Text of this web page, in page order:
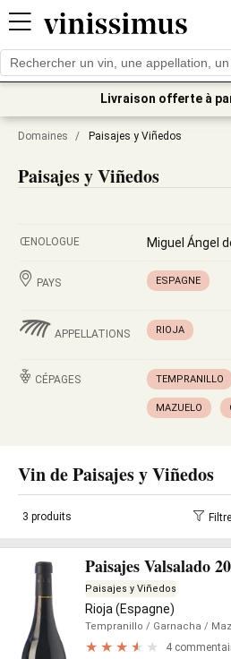
Livraison offerte à
Domaines / Paisajes y Viñedos
Paisajes y Viñedos
ŒNOLOGUE Miguel Ángel
PAYS ESPAGNE
APPELLATIONS RIOJA
CÉPAGES TEMPRANILLO
MAZUELO
Vin de Paisajes y Viñedos
3 produits
Paisajes Valsalado
Paisajes y Viñedos
Rioja (Espagne)
Tempranillo / Garnacha /
4